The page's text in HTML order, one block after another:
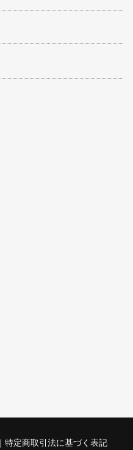
特定商取引法に基づく表記